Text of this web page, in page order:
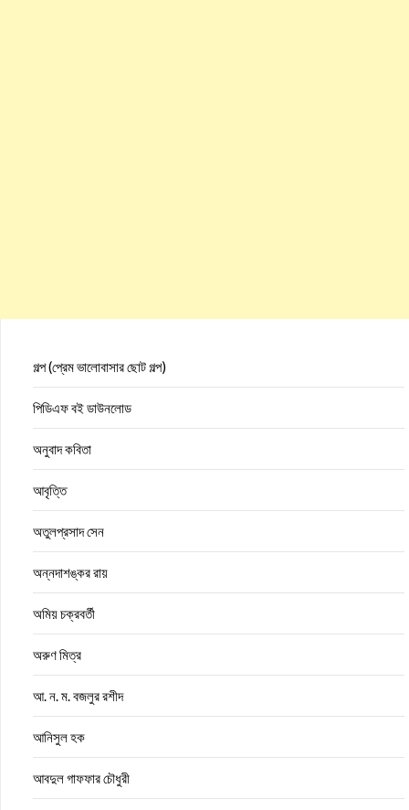
গল্প (প্রেম ভালোবাসার ছোট গল্প)
পিডিএফ বই ডাউনলোড
অনুবাদ কবিতা
আবৃত্তি
অতুলপ্রসাদ সেন
অন্নদাশঙ্কর রায়
অমিয় চক্রবর্তী
অরুণ মিত্র
আ. ন. ম. বজলুর রশীদ
আনিসুল হক
আবদুল গাফফার চৌধুরী